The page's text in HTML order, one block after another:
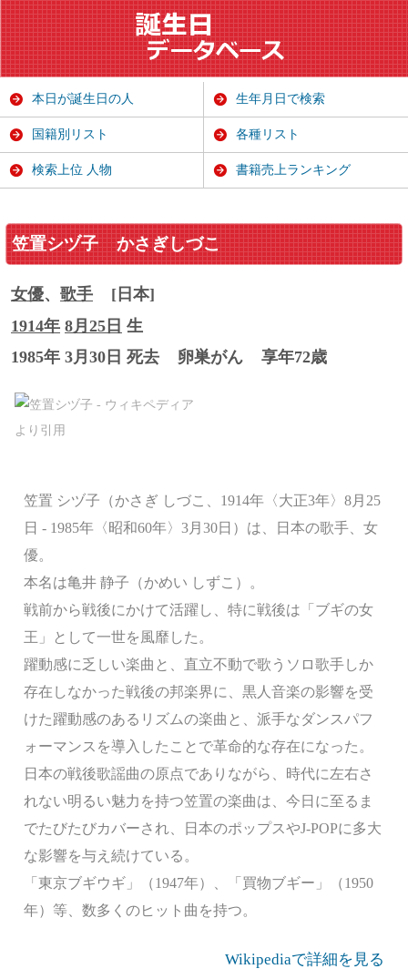
笠置シヅ子 かさぎしづこ
女優、 歌手
[日本]
1914年 8月25日 生
1985年 3月30日 死去
卵巣がん 享年72歳
笠置 シヅ子（かさぎ しづこ、1914年〈大正3年〉8月25
日 - 1985年〈昭和60年〉3月30日）は、日本の歌手、女
優。
本名は亀井 静子（かめい しずこ）。
戦前から戦後にかけて活躍し、特に戦後は「ブギの女
王」として一世を風靡した。
躍動感に乏しい楽曲と、直立不動で歌うソロ歌手しか
存在しなかった戦後の邦楽界に、黒人音楽の影響を受
けた躍動感のあるリズムの楽曲と、派手なダンスパフ
ォーマンスを導入したことで革命的な存在になった。
日本の戦後歌謡曲の原点でありながら、時代に左右さ
れない明るい魅力を持つ笠置の楽曲は、今日に至るま
でたびたびカバーされ、日本のポップスやJ-POPに多大
な影響を与え続けている。
「東京ブギウギ」（1947年）、「買物ブギー」（1950
年）等、数多くのヒット曲を持つ。
Wikipediaで詳細を見る
本日が誕生日の人 生年月日で検索
国籍別リスト 各種リスト
検索上位 人物 書籍売上ランキング